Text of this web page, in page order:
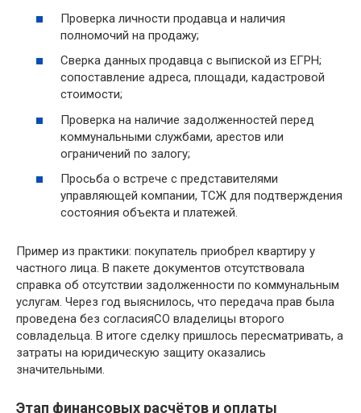
Проверка личности продавца и наличия
полномочий на продажу;
Сверка данных продавца с выпиской из ЕГРН;
сопоставление адреса, площади, кадастровой
стоимости;
Проверка на наличие задолженностей перед
коммунальными службами, арестов или
ограничений по залогу;
Просьба о встрече с представителями
управляющей компании, ТСЖ для подтверждения
состояния объекта и платежей.
Пример из практики: покупатель приобрел квартиру у
частного лица. В пакете документов отсутствовала
справка об отсутствии задолженности по коммунальным
услугам. Через год выяснилось, что передача прав была
проведена без согласияCO владелицы второго
совладельца. В итоге сделку пришлось пересматривать, а
затраты на юридическую защиту оказались
значительными.
Этап финансовых расчётов и оплаты